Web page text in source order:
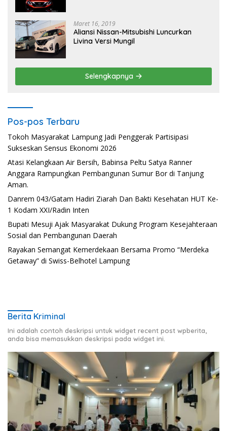
Maret 16, 2019
Aliansi Nissan-Mitsubishi Luncurkan
Livina Versi Mungil
Selengkapnya
Pos-pos Terbaru
Tokoh Masyarakat Lampung Jadi Penggerak Partisipasi
Sukseskan Sensus Ekonomi 2026
Atasi Kelangkaan Air Bersih, Babinsa Peltu Satya Ranner
Anggara Rampungkan Pembangunan Sumur Bor di Tanjung
Aman.
Danrem 043/Gatam Hadiri Ziarah Dan Bakti Kesehatan HUT Ke-
1 Kodam XXI/Radin Inten
Bupati Mesuji Ajak Masyarakat Dukung Program Kesejahteraan
Sosial dan Pembangunan Daerah
Rayakan Semangat Kemerdekaan Bersama Promo “Merdeka
Getaway” di Swiss-Belhotel Lampung
Berita Kriminal
Ini adalah contoh deskripsi untuk widget recent post wpberita,
anda bisa memasukkan deskripsi pada widget ini.